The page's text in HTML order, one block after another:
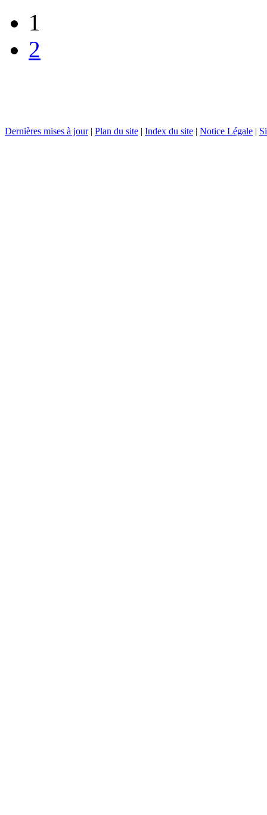
1
2
Dernières mises à jour| Plan du site | Index du site | Notice Légale |